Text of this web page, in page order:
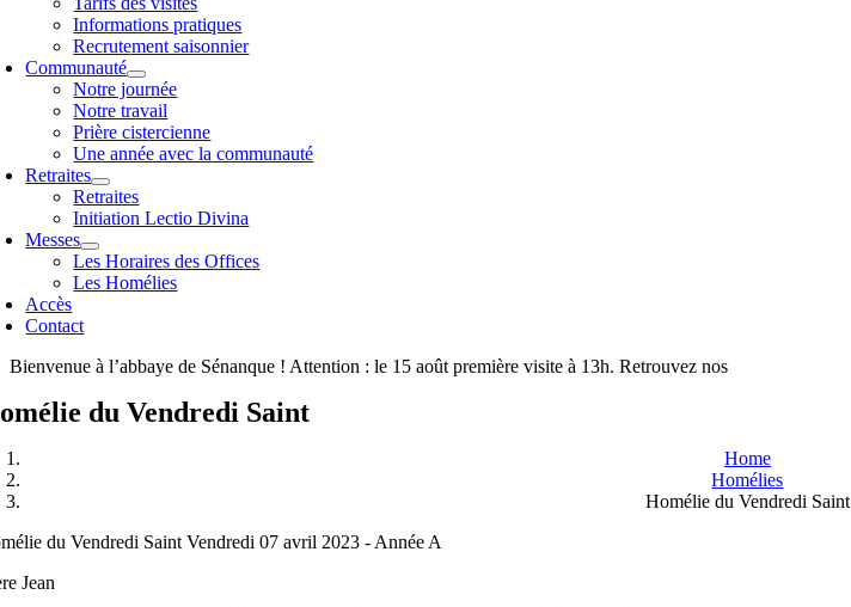
Informations pratiques
Recrutement saisonnier
Communauté
Notre journée
Notre travail
Prière cistercienne
Une année avec la communauté
Retraites
Retraites
Initiation Lectio Divina
Messes
Les Horaires des Offices
Les Homélies
Accès
Contact
Bienvenue à l’abbaye de Sénanque ! Attention : le 15 août première visite à 13h. Retrouvez nos
du Vendredi Saint
Home
Homélies
Homélie du Vendredi Saint
du Vendredi Saint Vendredi 07 avril 2023 - Année A
Jean